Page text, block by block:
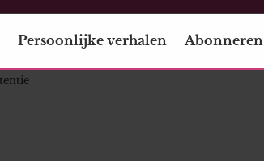
Persoonlijke verhalen Abonneren